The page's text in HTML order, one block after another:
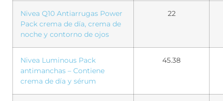
Nivea Q10 Antiarrugas Power
Pack crema de día, crema de
noche y contorno de ojos
22
Nivea Luminous Pack
antimanchas – Contiene
crema de día y sérum
45.38